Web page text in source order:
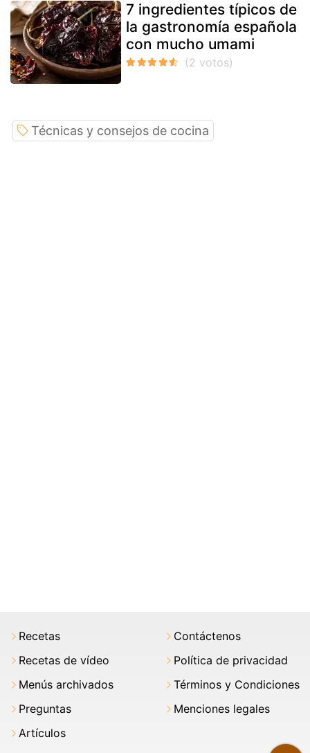
7 ingredientes típicos de
la gastronomía española
con mucho umami
Técnicas y consejos de cocina
Recetas
Recetas de vídeo
Menús archivados
Preguntas
Artículos
Contáctenos
Política de privacidad
Términos y Condiciones
Menciones legales